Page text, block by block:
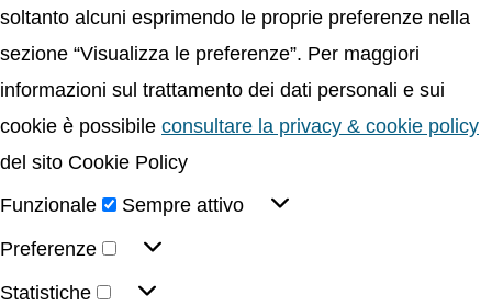
soltanto alcuni esprimendo le proprie preferenze nella
sezione “Visualizza le preferenze”. Per maggiori
informazioni sul trattamento dei dati personali e sui
cookie è possibile consultare la privacy & cookie policy
del sito Cookie Policy
Funzionale
Sempre attivo
Preferenze
Statistiche